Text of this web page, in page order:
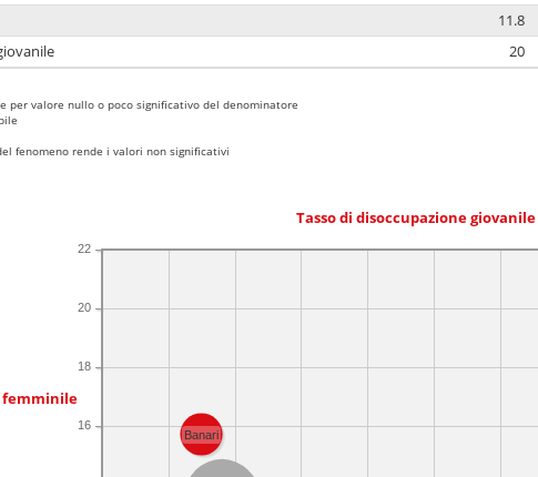
11.8
20
per valore nullo o poco significativo del denominatore
fenomeno rende i valori non significativi
Tasso di disoccupazione giovanile
femminile
16
18
20
22
Banari